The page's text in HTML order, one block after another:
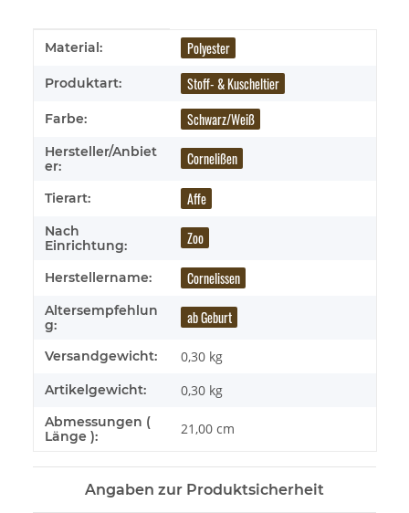
Produkteigenschaft
Wert
Material: Polyester
Produktart: Stoff- & Kuscheltier
Farbe: Schwarz/Weiß
Hersteller/Anbiet
er:
Cornelißen
Tierart: Affe
Nach
Einrichtung:
Zoo
Herstellername: Cornelissen
Altersempfehlun
g:
ab Geburt
Versandgewicht: 0,30 kg
Artikelgewicht: 0,30 kg
Abmessungen (
Länge ):
21,00 cm
Angaben zur Produktsicherheit